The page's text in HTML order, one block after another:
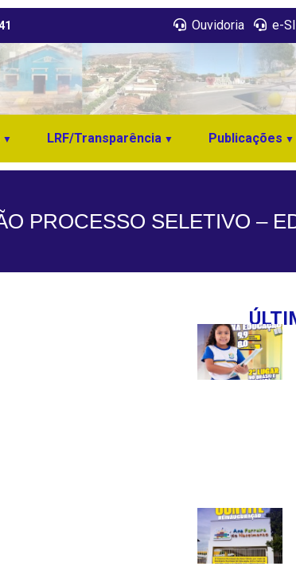
Ouvidoria e-
LRF/Transparência Publicações
PROCESSO SELETIVO –